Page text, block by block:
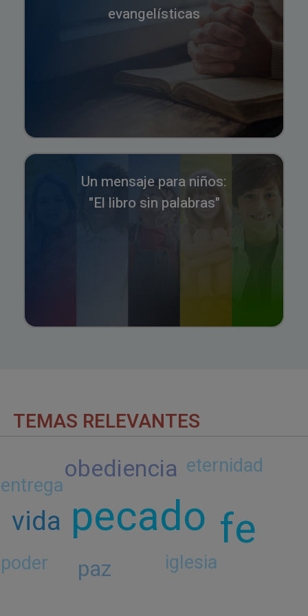
evangelísticas
Un mensaje para niños:
"El libro sin palabras"
TEMAS RELEVANTES
pecado fe
vida
obediencia
paz iglesia
eternidad
entrega
poder